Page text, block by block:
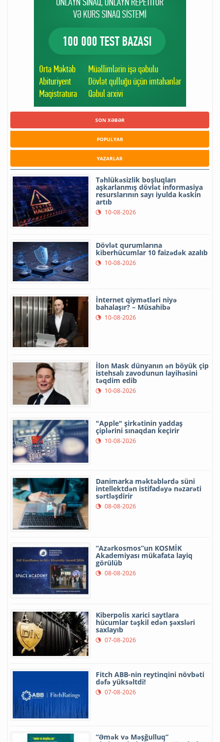
SON XƏBƏR
POPULYAR
YAZARLAR
Təhlükəsizlik boşluqları
aşkarlanmış dövlət informasiya
resurslarının sayı iyulda kəskin
artıb
10-08-2026
Dövlət qurumlarına
kiberhücumlar 10 faizədək azalıb
10-08-2026
İnternet qiymətləri niyə
bahalaşır? – Müsahibə
10-08-2026
İlon Mask dünyanın ən böyük çip
istehsalı zavodunun layihəsini
təqdim edib
10-08-2026
"Apple" şirkətinin yaddaş
çiplərini sınaqdan keçirir
10-08-2026
Danimarka məktəblərdə süni
intellektdən istifadəyə nəzarəti
sərtləşdirir
08-08-2026
“Azərkosmos”un KOSMİK
Akademiyası mükafata layiq
görülüb
08-08-2026
Kiberpolis xarici saytlara
hücumlar təşkil edən şəxsləri
saxlayıb
07-08-2026
Fitch ABB-nin reytinqini növbəti
dəfə yüksəltdi!
07-08-2026
“Əmək və Məşğulluq”